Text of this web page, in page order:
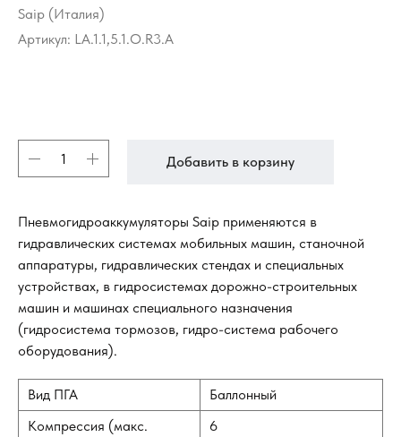
Saip (Италия)
Артикул: LA.1.1,5.1.O.R3.A
Добавить в корзину
Пневмогидроаккумуляторы Saip применяются в
гидравлических системах мобильных машин, станочной
аппаратуры, гидравлических стендах и специальных
устройствах, в гидросистемах дорожно-строительных
машин и машинах специального назначения
(гидросистема тормозов, гидро-система рабочего
оборудования).
Вид ПГА
Баллонный
Компрессия (макс.
6